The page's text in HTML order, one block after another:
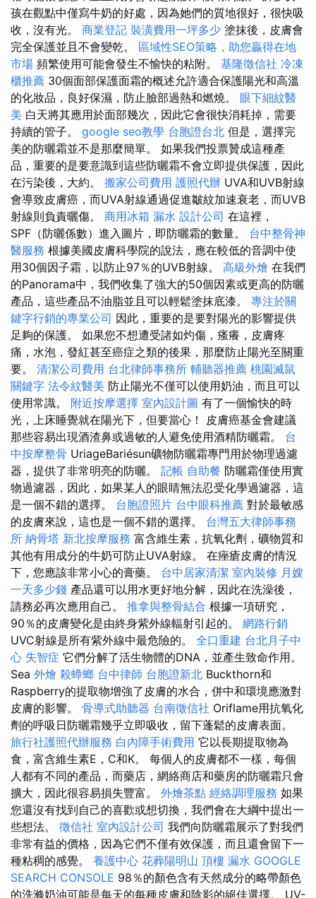
孩在觀點中僅寫牛奶的好處，因為她們的質地很好，很快吸
收，沒有光。 商業登記 裝潢費用一坪多少 塗抹後，皮膚會
完全保護並且不會變乾。 區域性SEO策略，助您贏得在地
市場 頻繁使用可能會發生不愉快的粘附。 基隆徵信社 冷凍
櫃推薦 30個面部保護面霜的概述允許適合保護陽光和高溫
的化妝品，良好保濕，防止臉部過熱和燃燒。 眼下細紋醫
美 白天將其應用於面部幾次，因此它會很快消耗掉，需要
持續的管子。 google seo教學 台胞證台北 但是，選擇完
美的防曬霜並不是那麼簡單。 如果我們投票贊成這種產
品，重要的是要意識到這些防曬霜不會立即提供保護，因此
在污染後，大約。 搬家公司費用 護照代辦 UVA和UVB射線
會導致皮膚癌，而UVA射線通過促進皺紋加速衰老，而UVB
射線則負責曬傷。 商用冰箱 漏水 設計公司 在這裡，
SPF（防曬係數）進入圖片，即防曬霜的數量。 台中整骨神
醫服務 根據美國皮膚科學院的說法，應在較低的音調中使
用30個因子霜，以防止97％的UVB射線。 高級外燴 在我們
的Panorama中，我們收集了強大的50個因素或更高的防曬
產品，這些產品不油脂並且可以輕鬆塗抹底漆。 專注於關
鍵字行銷的專業公司 因此，重要的是要對陽光的影響提供
足夠的保護。 如果您不想遭受諸如灼傷，瘙癢，皮膚疼
痛，水泡，發紅甚至癌症之類的後果，那麼防止陽光至關重
要。 清潔公司費用 台北律師事務所 輔聽器推薦 桃園滅鼠
關鍵字 法令紋醫美 防止陽光不僅可以使用奶油，而且可以
使用常識。 附近按摩選擇 室內設計圖 有了一個愉快的時
光，上床睡覺就在陽光下，但要當心！ 皮膚癌基金會建議
那些容易出現酒渣鼻或過敏的人避免使用酒精防曬霜。 台
中按摩整骨 UriageBariésun礦物防曬霜專門用於物理過濾
器，提供了非常明亮的防曬。 記帳 自助餐 防曬霜僅使用實
物過濾器，因此，如果某人的眼睛無法忍受化學過濾器，這
是一個不錯的選擇。 台胞證照片 台中眼科推薦 對於最敏感
的皮膚來說，這也是一個不錯的選擇。 台灣五大律師事務
所 納骨塔 新北按摩服務 富含維生素，抗氧化劑，礦物質和
其他有用成分的牛奶可防止UVA射線。 在痤瘡皮膚的情況
下，您應該非常小心的膏藥。 台中居家清潔 室內裝修 月嫂
一天多少錢 產品還可以用水更好地分解，因此在洗澡後，
請務必再次應用自己。 推拿與整骨結合 根據一項研究，
90％的皮膚變化是由終身紫外線輻射引起的。 網路行銷
UVC射線是所有紫外線中最危險的。 全口重建 台北月子中
心 失智症 它們分解了活生物體的DNA，並產生致命作用。
Sea 外燴 殺蟑螂 台中律師 台胞證新北 Buckthorn和
Raspberry的提取物增強了皮膚的水合，併中和環境應激對
皮膚的影響。 骨導式助聽器 台南徵信社 Oriflame用抗氧化
劑的呼吸日防曬霜幾乎立即吸收，留下蓬鬆的皮膚表面。
旅行社護照代辦服務 白內障手術費用 它以長期提取物為
食，富含維生素E，C和K。 每個人的皮膚都不一樣，每個
人都有不同的產品，而藥店，網絡商店和藥房的防曬霜只會
擴大，因此很容易損失豐富。 外燴茶點 經絡調理服務 如果
您還沒有找到自己的喜歡或想切換，我們會在大綱中提出一
些想法。 徵信社 室內設計公司 我們向防曬霜展示了對我們
非常有益的價格，因為它們不僅有效保護，而且還會留下一
種粘稠的感覺。 養護中心 花葬陽明山 頂樓 漏水 GOOGLE
SEARCH CONSOLE 98％的顏色含有天然成分的略帶顏色
的洗滌奶油可能是每天的每種皮膚和陰影的絕佳選擇。 UV-